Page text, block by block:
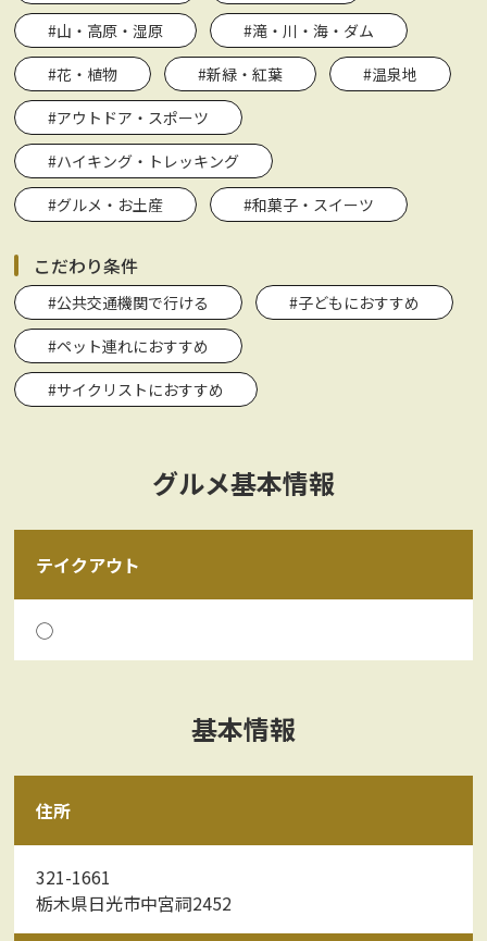
#山・高原・湿原
#滝・川・海・ダム
#花・植物
#新緑・紅葉
#温泉地
#アウトドア・スポーツ
#ハイキング・トレッキング
#グルメ・お土産
#和菓子・スイーツ
こだわり条件
#公共交通機関で行ける
#子どもにおすすめ
#ペット連れにおすすめ
#サイクリストにおすすめ
グルメ基本情報
テイクアウト
◯
基本情報
住所
321-1661
栃木県日光市中宮祠2452